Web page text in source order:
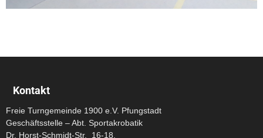
Kontakt
Freie Turngemeinde 1900 e.V. Pfungstadt
Geschäftsstelle – Abt. Sportakrobatik
Dr. Horst-Schmidt-Str. 16-18,